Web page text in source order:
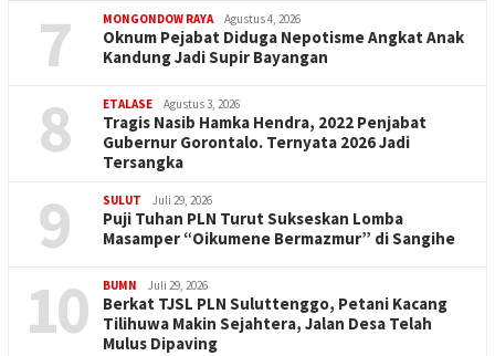
7 MONGONDOW RAYA Agustus 4, 2026
Oknum Pejabat Diduga Nepotisme Angkat Anak
Kandung Jadi Supir Bayangan
8 ETALASE Agustus 3, 2026
Tragis Nasib Hamka Hendra, 2022 Penjabat
Gubernur Gorontalo. Ternyata 2026 Jadi
Tersangka
9 SULUT Juli 29, 2026
Puji Tuhan PLN Turut Sukseskan Lomba
Masamper “Oikumene Bermazmur” di Sangihe
10 BUMN Juli 29, 2026
Berkat TJSL PLN Suluttenggo, Petani Kacang
Tilihuwa Makin Sejahtera, Jalan Desa Telah
Mulus Dipaving